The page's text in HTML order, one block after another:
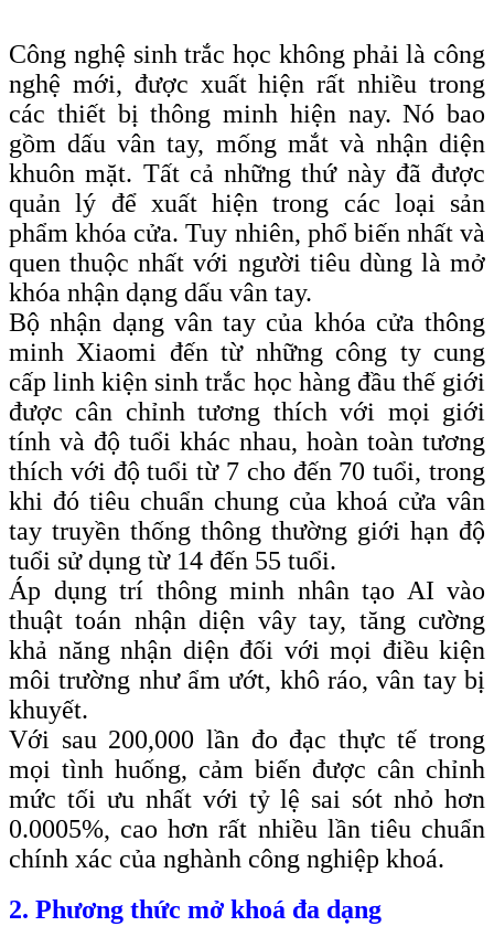
Công nghệ sinh trắc học không phải là công
nghệ mới, được xuất hiện rất nhiều trong
các thiết bị thông minh hiện nay. Nó bao
gồm dấu vân tay, mống mắt và nhận diện
khuôn mặt. Tất cả những thứ này đã được
quản lý để xuất hiện trong các loại sản
phẩm khóa cửa. Tuy nhiên, phổ biến nhất và
quen thuộc nhất với người tiêu dùng là mở
khóa nhận dạng dấu vân tay.
Bộ nhận dạng vân tay của khóa cửa thông
minh Xiaomi đến từ những công ty cung
cấp linh kiện sinh trắc học hàng đầu thế giới
được cân chỉnh tương thích với mọi giới
tính và độ tuổi khác nhau, hoàn toàn tương
thích với độ tuổi từ 7 cho đến 70 tuổi, trong
khi đó tiêu chuẩn chung của khoá cửa vân
tay truyền thống thông thường giới hạn độ
tuổi sử dụng từ 14 đến 55 tuổi.
Áp dụng trí thông minh nhân tạo AI vào
thuật toán nhận diện vây tay, tăng cường
khả năng nhận diện đối với mọi điều kiện
môi trường như ẩm ướt, khô ráo, vân tay bị
khuyết.
Với sau 200,000 lần đo đạc thực tế trong
mọi tình huống, cảm biến được cân chỉnh
mức tối ưu nhất với tỷ lệ sai sót nhỏ hơn
0.0005%, cao hơn rất nhiều lần tiêu chuẩn
chính xác của nghành công nghiệp khoá.
2. Phương thức mở khoá đa dạng